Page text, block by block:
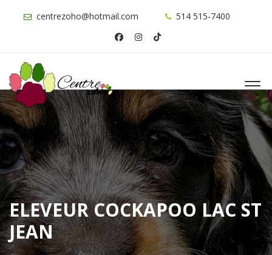
centrezoho@hotmail.com 514 515-7400
ELEVEUR COCKAPOO LAC ST
JEAN